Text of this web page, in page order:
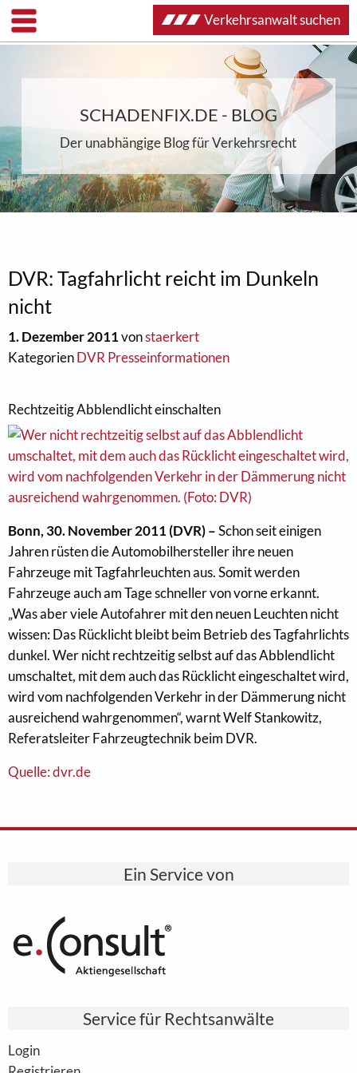
SCHADENFIX.DE - BLOG
Der unabhängige Blog für Verkehrsrecht
DVR: Tagfahrlicht reicht im Dunkeln
nicht
1. Dezember 2011vonstaerkert
KategorienDVR Presseinformationen
Rechtzeitig Abblendlicht einschalten
Bonn, 30. November 2011 (DVR) –Schon seit einigen
Jahren rüsten die Automobilhersteller ihre neuen
Fahrzeuge mit Tagfahrleuchten aus. Somit werden
Fahrzeuge auch am Tage schneller von vorne erkannt.
„Was aber viele Autofahrer mit den neuen Leuchten nicht
wissen: Das Rücklicht bleibt beim Betrieb des Tagfahrlichts
dunkel. Wer nicht rechtzeitig selbst auf das Abblendlicht
umschaltet, mit dem auch das Rücklicht eingeschaltet wird,
wird vom nachfolgenden Verkehr in der Dämmerung nicht
ausreichend wahrgenommen“, warnt Welf Stankowitz,
Referatsleiter Fahrzeugtechnik beim DVR.
Quelle: dvr.de
Ein Service von
Service für Rechtsanwälte
Login
Verkehrsanwalt suchen